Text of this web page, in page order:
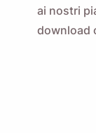
ai nostri
download